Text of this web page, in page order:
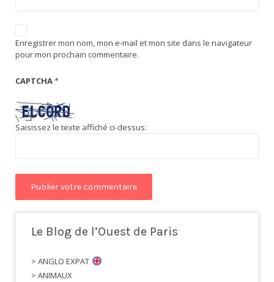
Enregistrer mon nom, mon e-mail et mon site dans le navigateur
pour mon prochain commentaire.
CAPTCHA*
Saisissez le texte affiché ci-dessus:
Le Blog de l’Ouest de Paris
> ANGLO EXPAT
> ANIMAUX